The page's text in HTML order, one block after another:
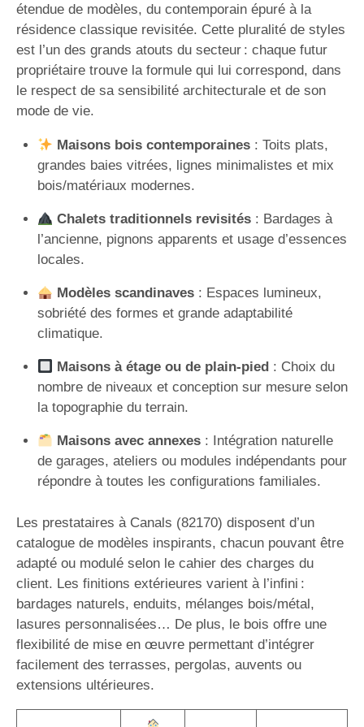
étendue de modèles, du contemporain épuré à la
résidence classique revisitée. Cette pluralité de styles
est l’un des grands atouts du secteur : chaque futur
propriétaire trouve la formule qui lui correspond, dans
le respect de sa sensibilité architecturale et de son
mode de vie.
Maisons bois contemporaines: Toits plats,
grandes baies vitrées, lignes minimalistes et mix
bois/matériaux modernes.
Chalets traditionnels revisités: Bardages à
l’ancienne, pignons apparents et usage d’essences
locales.
Modèles scandinaves: Espaces lumineux,
sobriété des formes et grande adaptabilité
climatique.
Maisons à étage ou de plain-pied: Choix du
nombre de niveaux et conception sur mesure selon
la topographie du terrain.
Maisons avec annexes: Intégration naturelle
de garages, ateliers ou modules indépendants pour
répondre à toutes les configurations familiales.
Les prestataires à Canals (82170) disposent d’un
catalogue de modèles inspirants, chacun pouvant être
adapté ou modulé selon le cahier des charges du
client. Les finitions extérieures varient à l’infini :
bardages naturels, enduits, mélanges bois/métal,
lasures personnalisées… De plus, le bois offre une
flexibilité de mise en œuvre permettant d’intégrer
facilement des terrasses, pergolas, auvents ou
extensions ultérieures.